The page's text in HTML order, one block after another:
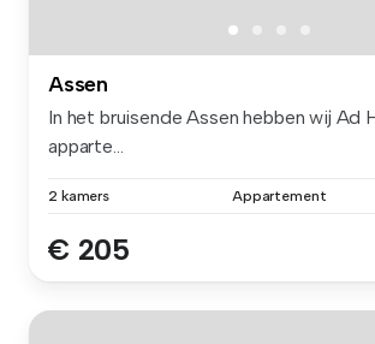
Assen
In het bruisende Assen hebben wij Ad
apparte...
2 kamers Appartement
€ 205